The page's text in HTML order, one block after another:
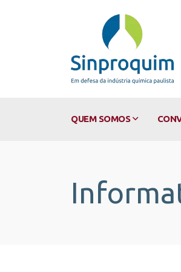
QUEM SOMOS